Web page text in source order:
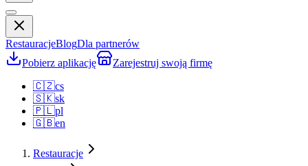
RestauracjeBlogDla partnerów
Pobierz aplikację
Zarejestruj swoją firmę
🇨🇿cs
🇸🇰sk
🇵🇱pl
🇬🇧en
Restauracje